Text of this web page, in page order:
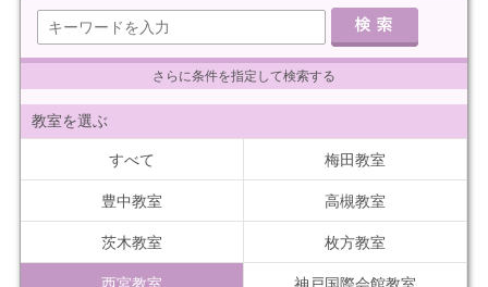
さらに条件を指定して検索する
教室を選ぶ
すべて 梅田教室
豊中教室 高槻教室
茨木教室 枚方教室